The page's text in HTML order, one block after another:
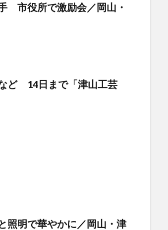
市役所で激励会／岡山・
ど 14日まで「津山工芸
明で華やかに／岡山・津